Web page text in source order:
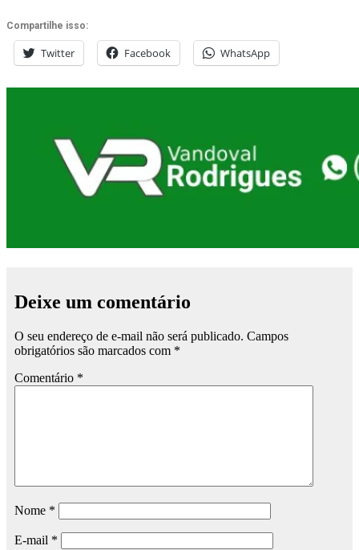
Compartilhe isso:
Twitter Facebook WhatsApp
Deixe um comentário
O seu endereço de e-mail não será publicado. Campos
obrigatórios são marcados com *
Comentário *
Nome *
E-mail *